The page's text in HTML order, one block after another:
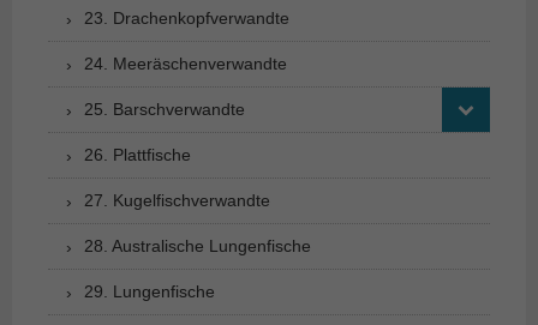
23. Drachenkopfverwandte
24. Meeräschenverwandte
25. Barschverwandte
26. Plattfische
27. Kugelfischverwandte
28. Australische Lungenfische
29. Lungenfische